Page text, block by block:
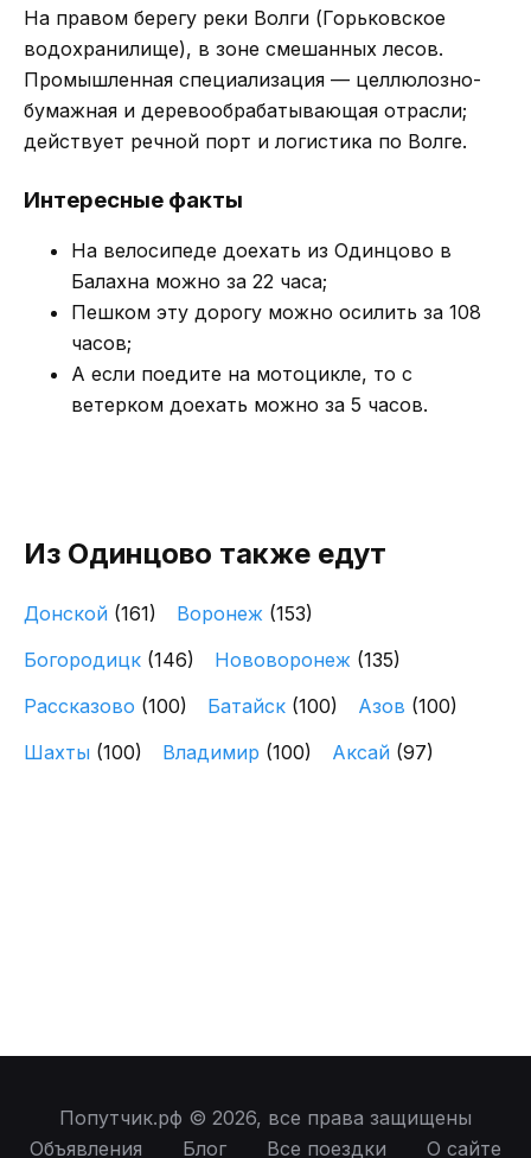
На правом берегу реки Волги (Горьковское
водохранилище), в зоне смешанных лесов.
Промышленная специализация — целлюлозно-
бумажная и деревообрабатывающая отрасли;
действует речной порт и логистика по Волге.
Интересные факты
На велосипеде доехать из Одинцово в
Балахна можно за 22 часа;
Пешком эту дорогу можно осилить за 108
часов;
А если поедите на мотоцикле, то с
ветерком доехать можно за 5 часов.
Из Одинцово также едут
Донской (161) Воронеж (153)
Богородицк (146) Нововоронеж (135)
Рассказово (100) Батайск (100) Азов (100)
Шахты (100) Владимир (100) Аксай (97)
Попутчик.рф © 2026, все права защищены
Объявления
Блог Все поездки О сайте